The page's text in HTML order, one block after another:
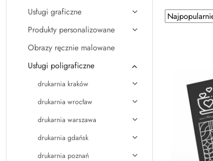
Usługi graficzne
Produkty personalizowane
Obrazy ręcznie malowane
Usługi poligraficzne
drukarnia kraków
drukarnia wrocław
drukarnia warszawa
drukarnia gdańsk
drukarnia poznań
Zastosowano
sortowanie:
Sortuj
według